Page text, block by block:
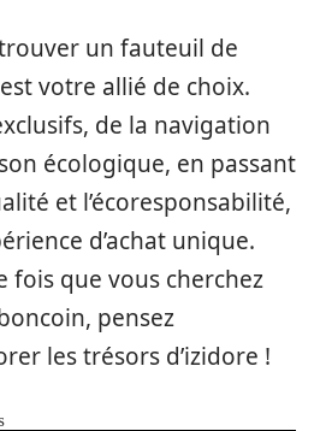
trouver un fauteuil de
votre allié de choix.
de la navigation
écologique, en passant
et l’écoresponsabilité,
d’achat unique.
fois que vous cherchez
pensez
les trésors d’izidore !